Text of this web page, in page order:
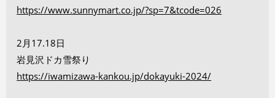
https://www.sunnymart.co.jp/?sp=7&tcode=026
2月17.18日
岩見沢ドカ雪祭り
https://iwamizawa-kankou.jp/dokayuki-2024/